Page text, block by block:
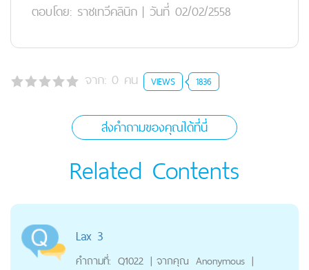
ตอบโดย: ราชเทวีคลินิก | วันที่ 02/02/2558
จาก: 0 คน VIEWS 1836
ส่งคำถามของคุณได้ที่นี่
Related Contents
Lax 3
คำถามที่: Q1022 | จากคุณ Anonymous |